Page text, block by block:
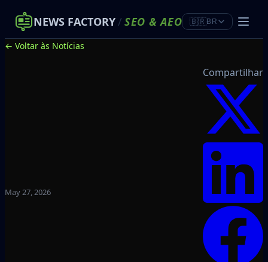
NEWS FACTORY/ SEO &AEO 🇧🇷BR
← Voltar às Notícias
May 27, 2026
Compartilhar